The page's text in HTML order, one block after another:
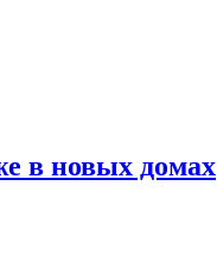
в новых домах